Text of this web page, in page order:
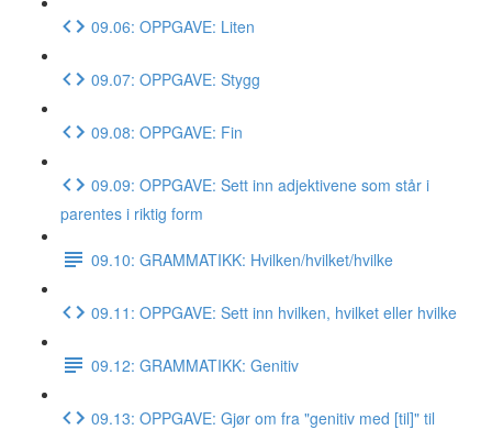
09.06: OPPGAVE: Liten
09.07: OPPGAVE: Stygg
09.08: OPPGAVE: Fin
09.09: OPPGAVE: Sett inn adjektivene som står i
parentes i riktig form
09.10: GRAMMATIKK: Hvilken/hvilket/hvilke
09.11: OPPGAVE: Sett inn hvilken, hvilket eller hvilke
09.12: GRAMMATIKK: Genitiv
09.13: OPPGAVE: Gjør om fra "genitiv med [til]" til